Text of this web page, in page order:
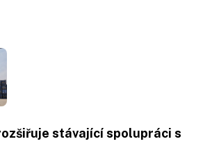
stávající spolupráci s